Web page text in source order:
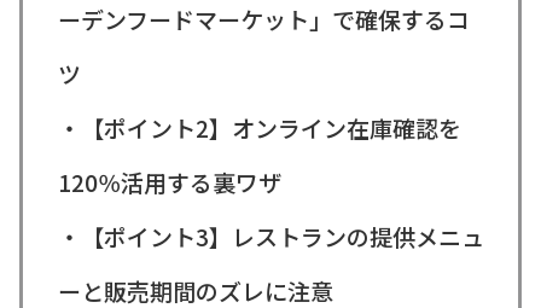
ーデンフードマーケット」で確保するコ
ツ
・【ポイント2】オンライン在庫確認を
120％活用する裏ワザ
・【ポイント3】レストランの提供メニュ
ーと販売期間のズレに注意